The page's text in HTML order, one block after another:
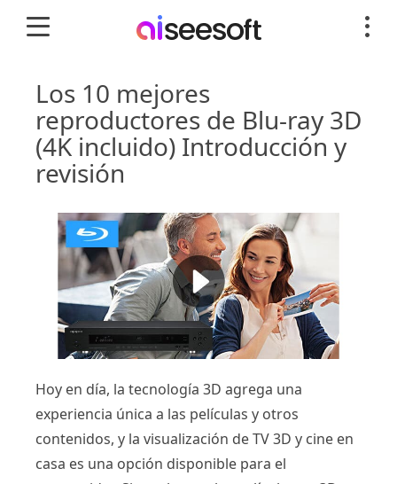
Los 10 mejores
reproductores de Blu-ray 3D
(4K incluido) Introducción y
revisión
Hoy en día, la tecnología 3D agrega una
experiencia única a las películas y otros
contenidos, y la visualización de TV 3D y cine en
casa es una opción disponible para el